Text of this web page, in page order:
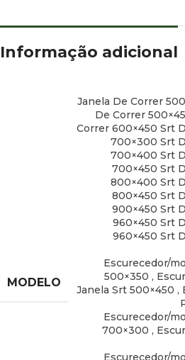
Informação adicional
MODELO
Janela De Correr
De Correr
Correr 600×450 Srt
700×300 Srt
700×400 Srt
700×450 Srt
800×400 Srt
800×450 Srt
900×450 Srt
960×450 Srt
960×450 Srt
Escurecedor/
500×350 ,
Janela Srt 500×450 ,
Escurecedor/
700×300 ,
Escurecedor/